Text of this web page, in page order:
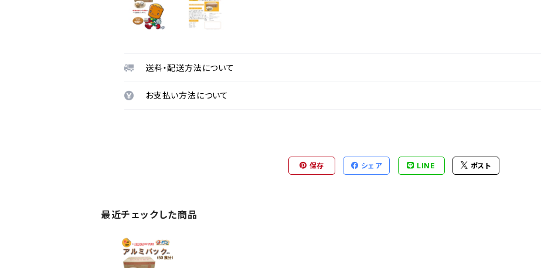
送料・配送方法について
お支払い方法について
保存 シェア LINE ポスト
最近チェックした商品